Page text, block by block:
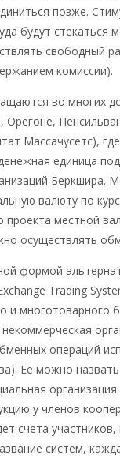
позже.
будут стекаться
свободный
комиссии).
во многих
Орегоне,
Массачусетс),
единица
Беркшира.
валюту по
проекта местной
осуществлять
формой
Trading
и многотоварного
операций
Ее можно
у членов
счета
систем,